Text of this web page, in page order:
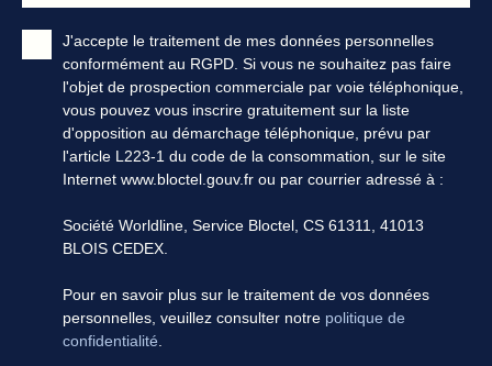
J'accepte le traitement de mes données personnelles
conformément au RGPD. Si vous ne souhaitez pas faire
l'objet de prospection commerciale par voie téléphonique,
vous pouvez vous inscrire gratuitement sur la liste
d'opposition au démarchage téléphonique, prévu par
l'article L223-1 du code de la consommation, sur le site
Internet www.bloctel.gouv.fr ou par courrier adressé à :
Société Worldline, Service Bloctel, CS 61311, 41013
BLOIS CEDEX.
Pour en savoir plus sur le traitement de vos données
personnelles, veuillez consulter notre politique de
confidentialité.